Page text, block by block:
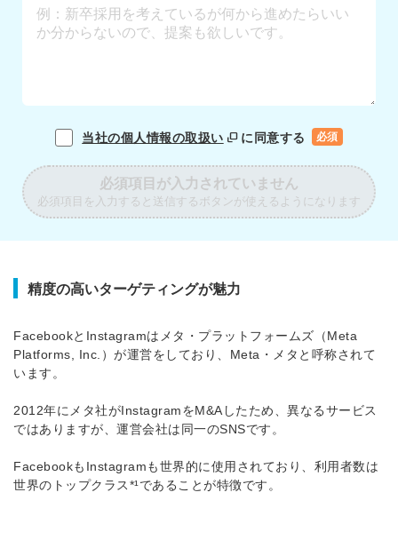
当社の個人情報の取扱い に同意する 必須
必須項目が入力されていません
必須項目を入力すると送信するボタンが使えるようになります
精度の高いターゲティングが魅力
FacebookとInstagramはメタ・プラットフォームズ（Meta
Platforms, Inc.）が運営をしており、Meta・メタと呼称されて
います。
2012年にメタ社がInstagramをM&Aしたため、異なるサービス
ではありますが、運営会社は同一のSNSです。
FacebookもInstagramも世界的に使用されており、利用者数は
世界のトップクラス*¹であることが特徴です。